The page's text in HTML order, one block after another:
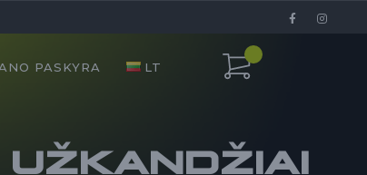
PASKYRA LT
UŽKANDŽIAI